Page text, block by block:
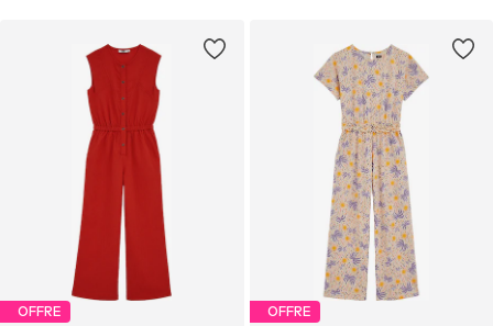
OFFRE OFFRE